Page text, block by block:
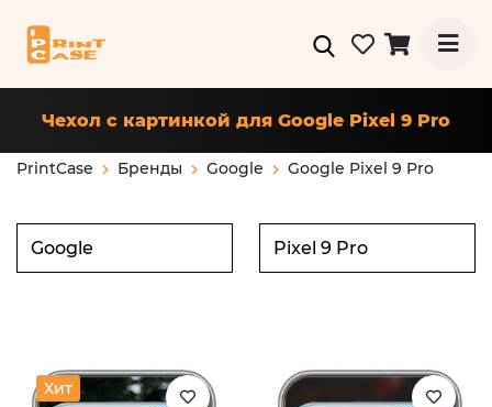
Чехол с картинкой для Google Pixel 9 Pro
PrintCase Бренды Google Google Pixel 9 Pro
Хит